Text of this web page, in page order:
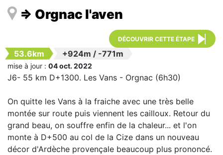
=> Orgnac l'aven
DÉCOUVRIR CETTE ÉTAPE
53.6km +924m / -771m
mise à jour : 04 oct. 2022
J6- 55 km D+1300. Les Vans - Orgnac (6h30)
On quitte les Vans à la fraiche avec une très belle
montée sur route puis viennent les cailloux. Retour du
grand beau, on souffre enfin de la chaleur... et l'on
monte à D+500 au col de la Cize dans un nouveau
décor d'Ardèche provençale beaucoup plus prononcé.